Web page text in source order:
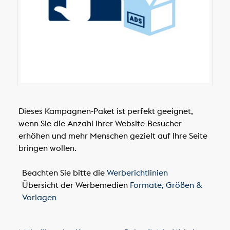
Dieses Kampagnen-Paket ist perfekt geeignet,
wenn Sie die Anzahl Ihrer Website-Besucher
erhöhen und mehr Menschen gezielt auf Ihre Seite
bringen wollen.
Beachten Sie bitte die Werberichtlinien
Übersicht der Werbemedien Formate, Größen &
Vorlagen